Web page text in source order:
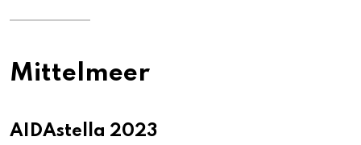
Mittelmeer
AIDAstella 2023